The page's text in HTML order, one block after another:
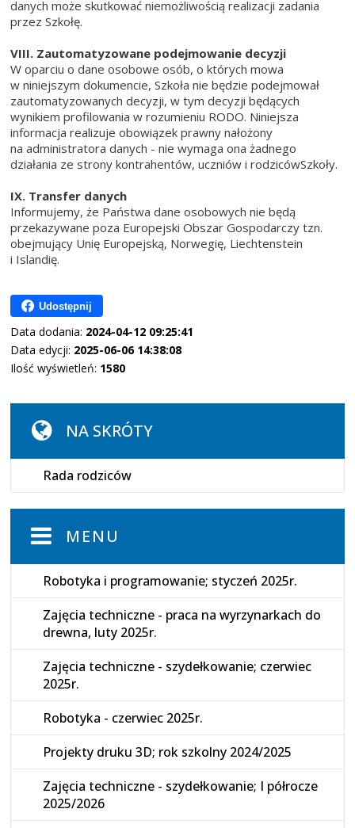
danych może skutkować niemożliwością realizacji zadania
przez Szkołę.
VIII. Zautomatyzowane podejmowanie decyzji
W oparciu o dane osobowe osób, o których mowa
w niniejszym dokumencie, Szkoła nie będzie podejmował
zautomatyzowanych decyzji, w tym decyzji będących
wynikiem profilowania w rozumieniu RODO. Niniejsza
informacja realizuje obowiązek prawny nałożony
na administratora danych - nie wymaga ona żadnego
działania ze strony kontrahentów, uczniów i rodzicówSzkoły.
IX. Transfer danych
Informujemy, że Państwa dane osobowych nie będą
przekazywane poza Europejski Obszar Gospodarczy tzn.
obejmujący Unię Europejską, Norwegię, Liechtenstein
i Islandię.
Udostępnij
Data dodania: 2024-04-12 09:25:41
Data edycji: 2025-06-06 14:38:08
Ilość wyświetleń: 1580
NA SKRÓTY
Rada rodziców
MENU
Robotyka i programowanie; styczeń 2025r.
Zajęcia techniczne - praca na wyrzynarkach do
drewna, luty 2025r.
Zajęcia techniczne - szydełkowanie; czerwiec
2025r.
Robotyka - czerwiec 2025r.
Projekty druku 3D; rok szkolny 2024/2025
Zajęcia techniczne - szydełkowanie; I półrocze
2025/2026